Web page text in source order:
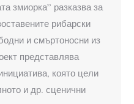
змиорка” разказва за
рибарски
и смъртоносни из
представлява
която цели
и др. сценични